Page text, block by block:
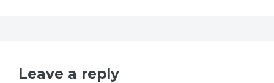
Leave a reply